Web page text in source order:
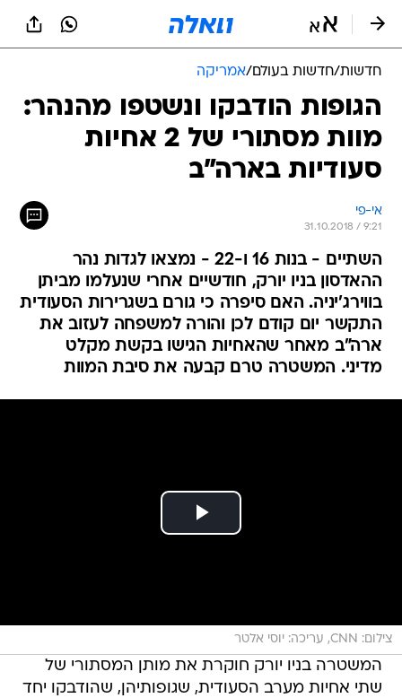
חדשות/חדשות בעולם/אמריקה
הגופות הודבקו ונשטפו מהנהר:
מוות מסתורי של 2 אחיות
סעודיות בארה"ב
אי-פי
31.10.2018 / 9:21
השתיים - בנות 16 ו-22 - נמצאו לגדות נהר
ההאדסון בניו יורק, חודשיים אחרי שנעלמו מביתן
בווירג'יניה. האם סיפרה כי גורם בשגרירות הסעודית
התקשר יום קודם לכן והורה למשפחה לעזוב את
ארה"ב מאחר שהאחיות הגישו בקשת מקלט
מדיני. המשטרה טרם קבעה את סיבת המוות
צילום: CNN, עריכה: יוסי אלטר
המשטרה בניו יורק חוקרת את מותן המסתורי של
שתי אחיות מערב הסעודית, שגופותיהן, שהודבקו יחד